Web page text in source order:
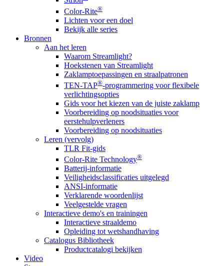
Color-Rite®
Lichten voor een doel
Bekijk alle series
Bronnen
Aan het leren
Waarom Streamlight?
Hoekstenen van Streamlight
Zaklamptoepassingen en straalpatronen
TEN-TAP®-programmering voor flexibele
verlichtingsopties
Gids voor het kiezen van de juiste zaklamp
Voorbereiding op noodsituaties voor
eerstehulpverleners
Voorbereiding op noodsituaties
Leren (vervolg)
TLR Fit-gids
Color-Rite Technology®
Batterij-informatie
Veiligheidsclassificaties uitgelegd
ANSI-informatie
Verklarende woordenlijst
Veelgestelde vragen
Interactieve demo's en trainingen
Interactieve straaldemo
Opleiding tot wetshandhaving
Catalogus Bibliotheek
Productcatalogi bekijken
Video